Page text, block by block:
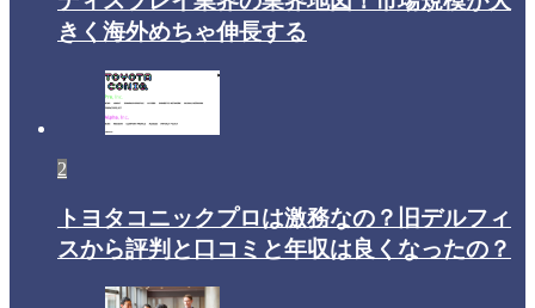
きく海外めちゃ伸長する
2
トヨタコニックプロは激務なの？旧デルフィ
スから評判と口コミと年収は良くなったの？